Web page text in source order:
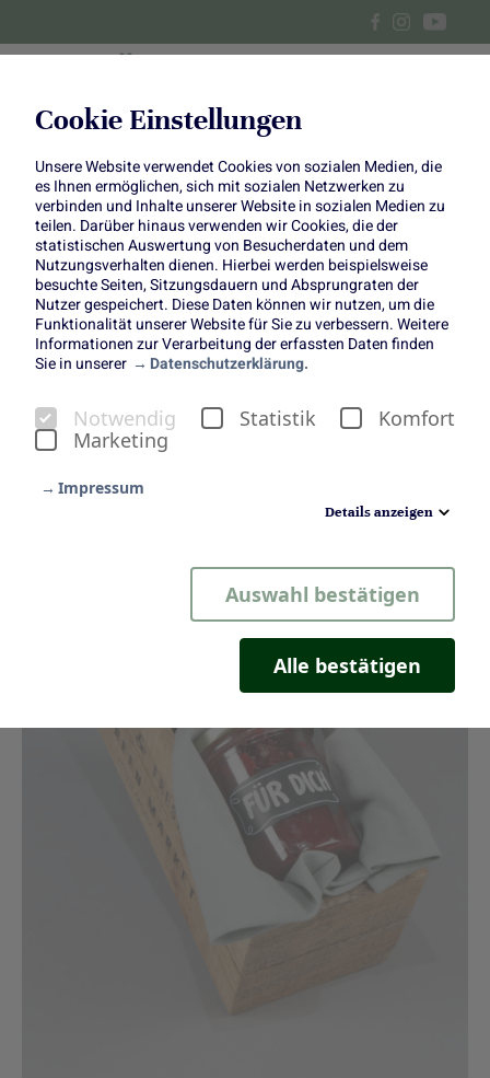
Cookie Einstellungen
Unsere Website verwendet Cookies von sozialen Medien, die
es Ihnen ermöglichen, sich mit sozialen Netzwerken zu
verbinden und Inhalte unserer Website in sozialen Medien zu
teilen. Darüber hinaus verwenden wir Cookies, die der
statistischen Auswertung von Besucherdaten und dem
Nutzungsverhalten dienen. Hierbei werden beispielsweise
besuchte Seiten, Sitzungsdauern und Absprungraten der
Nutzer gespeichert. Diese Daten können wir nutzen, um die
Funktionalität unserer Website für Sie zu verbessern. Weitere
Informationen zur Verarbeitung der erfassten Daten finden
Sie in unserer
Datenschutzerklärung.
Notwendig Statistik
Komfort
Marketing
Impressum
Details anzeigen
Auswahl bestätigen
Alle bestätigen
Rote-Bete-Chutney
Rote-Bete-Chutney
Copyright:Einfach Hausgemacht